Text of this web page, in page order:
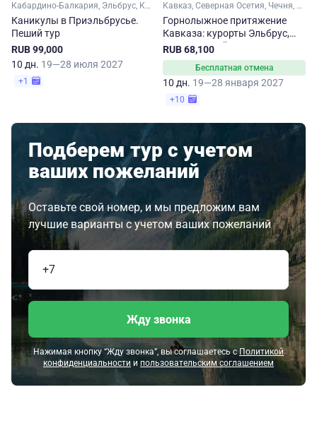
Кабардино-Балкария, Эльбрус, Кавказ
Каникулы в Приэльбрусье.
Пеший тур
RUB 99,000
10 дн. 19—28 июля 2027
+1
Кавказ, Северная Осетия, Чечня, Эльбрус, Кабардино-Балкария
Горнолыжное притяжение
Кавказа: курорты Эльбрус,
Мамисон, Цей и Ведучи
RUB 68,100
Бесплатная отмена
10 дн. 19—28 января 2027
+10
Подберем тур с учетом
ваших пожеланий
Оставьте свой номер, и мы предложим вам
лучшие варианты с учетом ваших пожеланий
Жду звонка
Нажимая кнопку “Жду звонка”, вы соглашаетесь с Политикой
конфиденциальности и пользовательским соглашением